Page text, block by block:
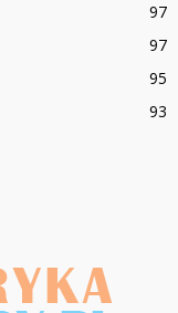
97
97
95
93